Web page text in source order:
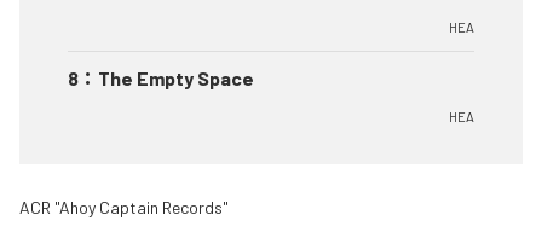
HEA
8 ： The Empty Space
HEA
ACR "Ahoy Captain Records"